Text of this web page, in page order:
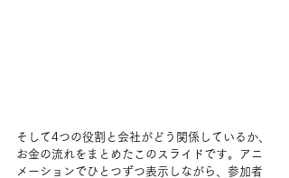
そして4つの役割と会社がどう関係しているか、
お金の流れをまとめたこのスライドです。アニ
メーションでひとつずつ表示しながら、参加者